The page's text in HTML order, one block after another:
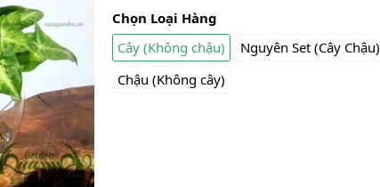
Chọn Loại Hàng
Cây (Không chậu)
Nguyên Set (Cây Chậu)
Chậu (Không cây)